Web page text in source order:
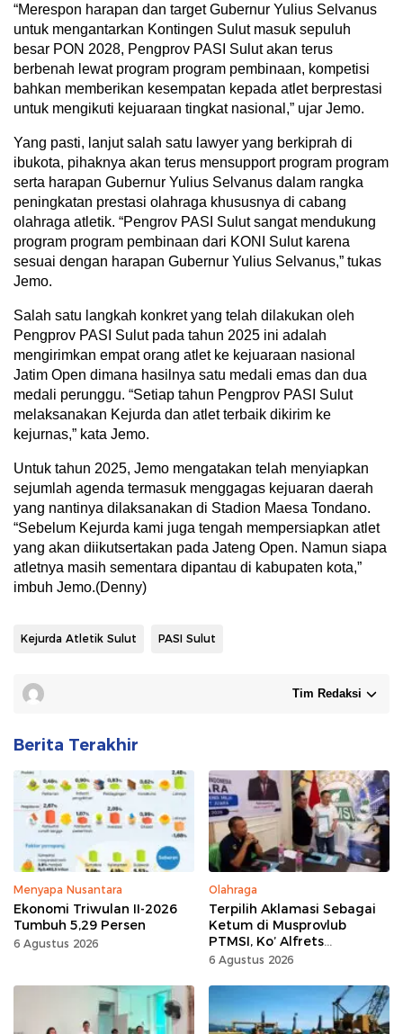
“Merespon harapan dan target Gubernur Yulius Selvanus
untuk mengantarkan Kontingen Sulut masuk sepuluh
besar PON 2028, Pengprov PASI Sulut akan terus
berbenah lewat program program pembinaan, kompetisi
bahkan memberikan kesempatan kepada atlet berprestasi
untuk mengikuti kejuaraan tingkat nasional,” ujar Jemo.
Yang pasti, lanjut salah satu lawyer yang berkiprah di
ibukota, pihaknya akan terus mensupport program program
serta harapan Gubernur Yulius Selvanus dalam rangka
peningkatan prestasi olahraga khususnya di cabang
olahraga atletik. “Pengrov PASI Sulut sangat mendukung
program program pembinaan dari KONI Sulut karena
sesuai dengan harapan Gubernur Yulius Selvanus,” tukas
Jemo.
Salah satu langkah konkret yang telah dilakukan oleh
Pengprov PASI Sulut pada tahun 2025 ini adalah
mengirimkan empat orang atlet ke kejuaraan nasional
Jatim Open dimana hasilnya satu medali emas dan dua
medali perunggu. “Setiap tahun Pengprov PASI Sulut
melaksanakan Kejurda dan atlet terbaik dikirim ke
kejurnas,” kata Jemo.
Untuk tahun 2025, Jemo mengatakan telah menyiapkan
sejumlah agenda termasuk menggagas kejuaran daerah
yang nantinya dilaksanakan di Stadion Maesa Tondano.
“Sebelum Kejurda kami juga tengah mempersiapkan atlet
yang akan diikutsertakan pada Jateng Open. Namun siapa
atletnya masih sementara dipantau di kabupaten kota,”
imbuh Jemo.(Denny)
Kejurda Atletik Sulut PASI Sulut
Tim Redaksi
Berita Terakhir
Menyapa Nusantara
Ekonomi Triwulan II-2026
Tumbuh 5,29 Persen
6 Agustus 2026
Olahraga
Terpilih Aklamasi Sebagai
Ketum di Musprovlub
PTMSI, Ko’ Alfrets
Rumawas Siap Gairahkan
6 Agustus 2026